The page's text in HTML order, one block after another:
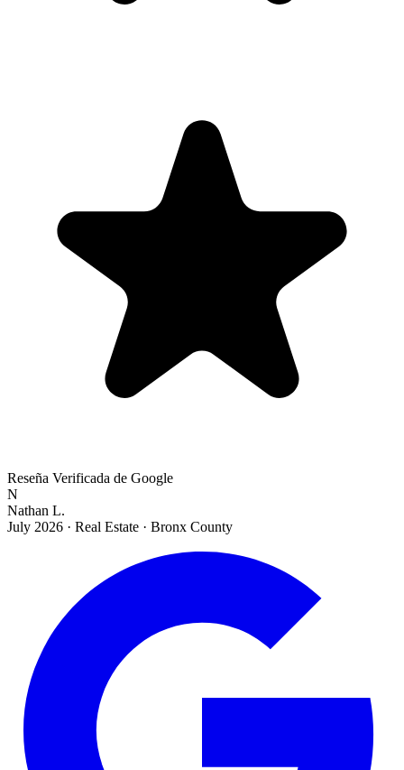
Reseña Verificada de Google
N
Nathan L.
July 2026 · Real Estate · Bronx County